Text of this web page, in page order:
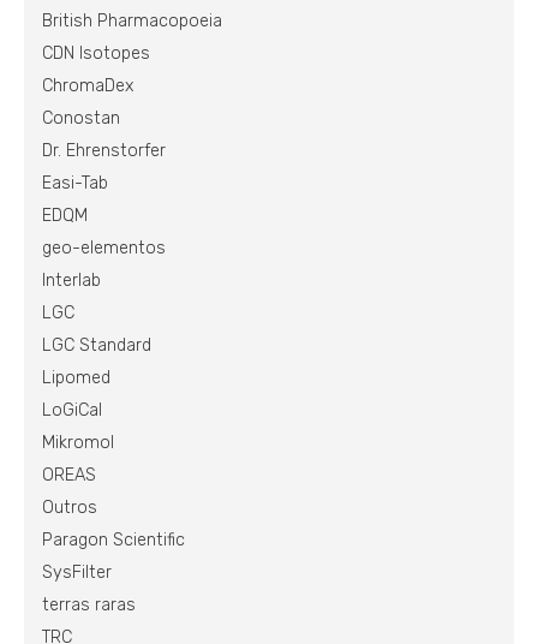
British Pharmacopoeia
CDN Isotopes
ChromaDex
Conostan
Dr. Ehrenstorfer
Easi-Tab
EDQM
geo-elementos
Interlab
LGC
LGC Standard
Lipomed
LoGiCal
Mikromol
OREAS
Outros
Paragon Scientific
SysFilter
terras raras
TRC